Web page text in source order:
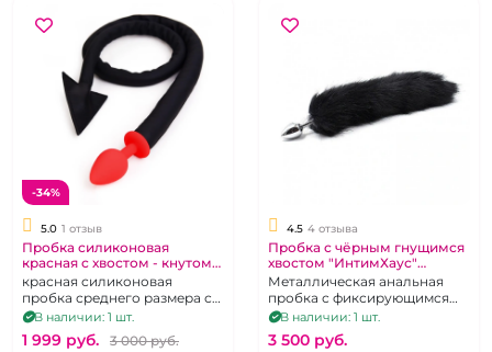
-34%
5.0 1 отзыв
Пробка силиконовая
красная с хвостом - кнутом
"Хвост черта"
красная силиконовая
пробка среднего размера с
хвостом чертенка
В наличии: 1 шт.
1 999 pуб. 3 000 pуб.
4.5 4 отзыва
Пробка с чёрным гнущимся
хвостом "ИнтимХаус"
серебрянная
Металлическая анальная
пробка с фиксирующимся
хвостом из натурального
меха.
В наличии: 1 шт.
3 500 pуб.